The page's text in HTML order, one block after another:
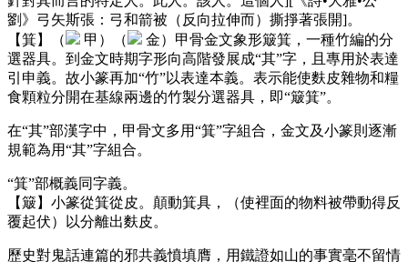
劉》弓矢斯張：弓和箭被（反向拉伸而）撕掙著張開]。
【箕】（
甲）（
金）甲骨金文象形簸箕，一種竹編的分
選器具。到金文時期字形向高階發展成“其”字，且專用於表達
引申義。故小篆再加“竹”以表達本義。表示能使麩皮雜物和糧
食顆粒分開在基線兩邊的竹製分選器具，即“簸箕”。
在“其”部漢字中，甲骨文多用“箕”字組合，金文及小篆則逐漸
規範為用“其”字組合。
“箕”部概義同字義。
【簸】小篆從箕從皮。顛動箕具，（使裡面的物料被帶動得反
覆起伏）以分離出麩皮。
歷史對鬼話連篇的邪共義憤填膺，用鐵證如山的事實毫不留情